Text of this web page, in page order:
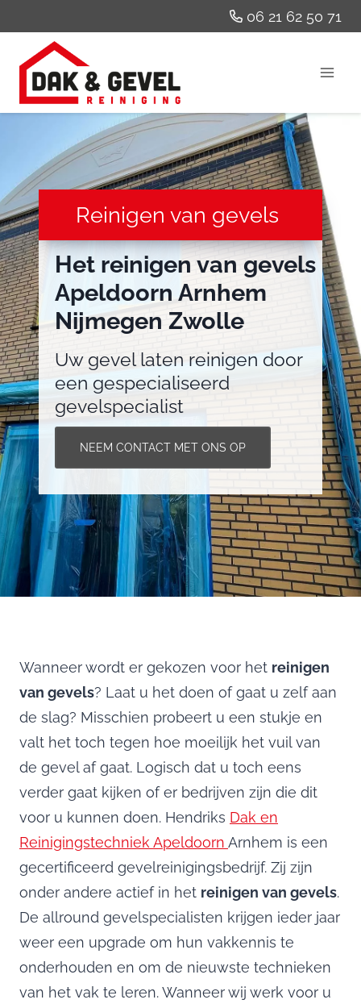
naar
inhoud
06 21 62 50 71
Reinigen van gevels
Het reinigen van gevels
Apeldoorn Arnhem
Nijmegen Zwolle
Uw gevel laten reinigen door
een gespecialiseerd
gevelspecialist
NEEM CONTACT MET ONS OP
Wanneer wordt er gekozen voor het reinigen
van gevels? Laat u het doen of gaat u zelf aan
de slag? Misschien probeert u een stukje en
valt het toch tegen hoe moeilijk het vuil van
de gevel af gaat. Logisch dat u toch eens
verder gaat kijken of er bedrijven zijn die dit
voor u kunnen doen. Hendriks Dak en
Reinigingstechniek Apeldoorn Arnhem is een
gecertificeerd gevelreinigingsbedrijf. Zij zijn
onder andere actief in het reinigen van gevels.
De allround gevelspecialisten krijgen ieder jaar
weer een upgrade om hun vakkennis te
onderhouden en om de nieuwste technieken
van het vak te leren. Wanneer wij werk voor u